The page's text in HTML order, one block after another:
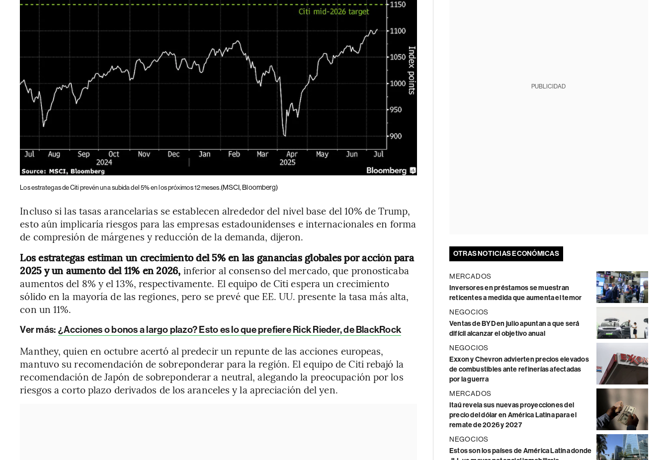
Los estrategas de Citi prevén una subida del 5% en los próximos 12 meses.(MSCI, Bloomberg)
Incluso si las tasas arancelarias se establecen alrededor del nivel base del 10% de Trump,
esto aún implicaría riesgos para las empresas estadounidenses e internacionales en forma
de compresión de márgenes y reducción de la demanda, dijeron.
Los estrategas estiman un crecimiento del 5% en las ganancias globales por acción para
2025 y un aumento del 11% en 2026, inferior al consenso del mercado, que pronosticaba
aumentos del 8% y el 13%, respectivamente. El equipo de Citi espera un crecimiento
sólido en la mayoría de las regiones, pero se prevé que EE. UU. presente la tasa más alta,
con un 11%.
Ver más: ¿Acciones o bonos a largo plazo? Esto es lo que prefiere Rick Rieder, de BlackRock
Manthey, quien en octubre acertó al predecir un repunte de las acciones europeas,
mantuvo su recomendación de sobreponderar para la región. El equipo de Citi rebajó la
recomendación de Japón de sobreponderar a neutral, alegando la preocupación por los
riesgos a corto plazo derivados de los aranceles y la apreciación del yen.
PUBLICIDAD
OTRAS NOTICIAS ECONÓMICAS
MERCADOS
Inversores en préstamos se muestran
reticentes a medida que aumenta el temor
NEGOCIOS
Ventas de BYD en julio apuntan a que será
difícil alcanzar el objetivo anual
NEGOCIOS
Exxon y Chevron advierten precios elevados
de combustibles ante refinerías afectadas
por la guerra
MERCADOS
Itaú revela sus nuevas proyecciones del
precio del dólar en América Latina para el
remate de 2026 y 2027
NEGOCIOS
Estos son los países de América Latina donde